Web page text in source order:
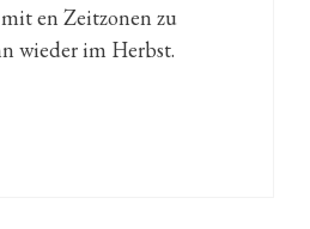
en Zeitzonen zu
wieder im Herbst.